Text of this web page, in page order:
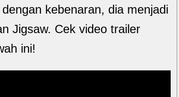
kebenaran, dia menjadi
Jigsaw. Cek video trailer
ini!